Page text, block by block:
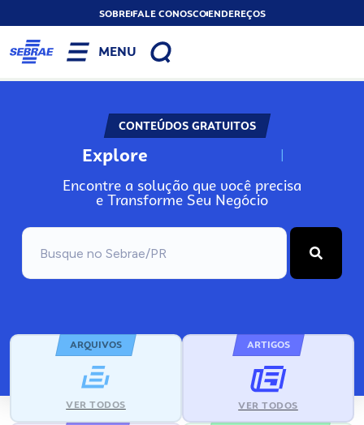
SOBREFALE CONOSCOENDEREÇOS
MENU
CONTEÚDOS GRATUITOS
Explore N
Encontre a solução que você precisa
e Transforme Seu Negócio
ARQUIVOS
VER TODOS
ARTIGOS
VER TODOS